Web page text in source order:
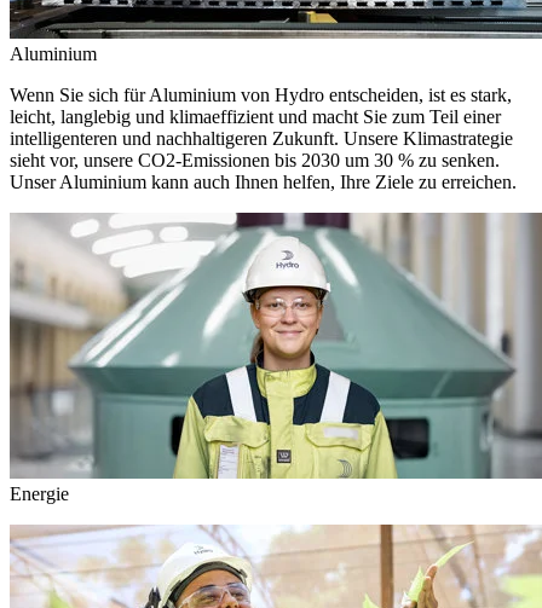
Aluminium
Wenn Sie sich für Aluminium von Hydro entscheiden, ist es stark,
leicht, langlebig und klimaeffizient und macht Sie zum Teil einer
intelligenteren und nachhaltigeren Zukunft. Unsere Klimastrategie
sieht vor, unsere CO2-Emissionen bis 2030 um 30 % zu senken.
Unser Aluminium kann auch Ihnen helfen, Ihre Ziele zu erreichen.
Energie